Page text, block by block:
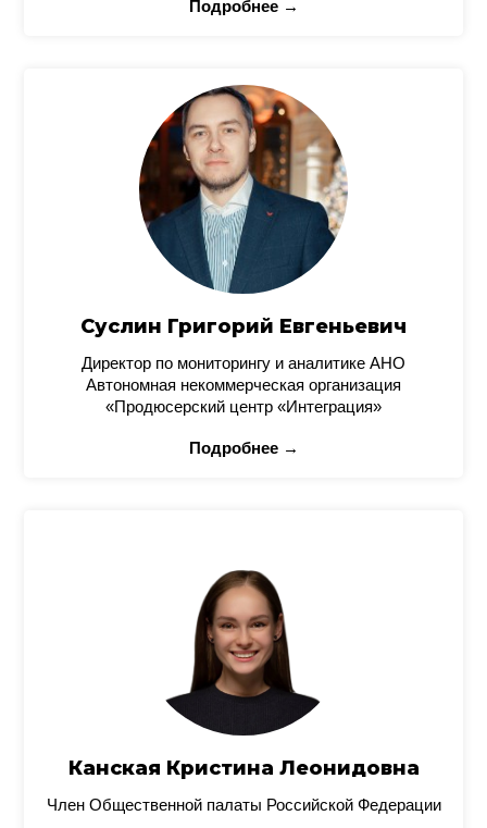
Подробнее →
Суслин Григорий Евгеньевич
Директор по мониторингу и аналитике АНО
Автономная некоммерческая организация
«Продюсерский центр «Интеграция»
Подробнее →
Канская Кристина Леонидовна
Член Общественной палаты Российской Федерации